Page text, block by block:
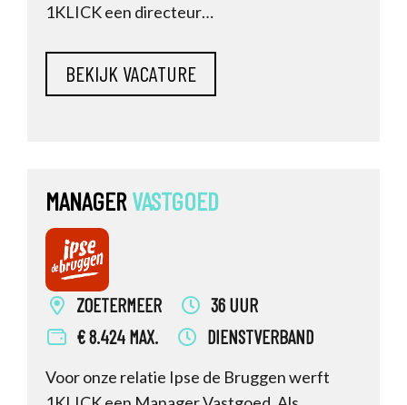
1KLICK een directeur
vooravond van een van de meest uitdagende
vastgoedopgaven binnen de Nederlandse
MANAGERVASTGOED
ZOETERMEER
36 UUR
€ 8.424 MAX.
DIENSTVERBAND
Voor onze relatie Ipse de Bruggen werft